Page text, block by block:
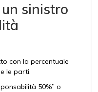
sinistro
con la percentuale
le parti.
50%” o